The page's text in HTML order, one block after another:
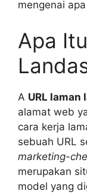
mengenai
Apa
A URL
alamat web
cara kerja
sebuah URL
marketing-
merupakan
model yang